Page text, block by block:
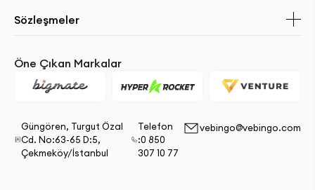
Sözleşmeler
Öne Çıkan Markalar
Güngören, Turgut Özal
Cd. No:63-65 D:5,
Çekmeköy/İstanbul
Telefon
:0 850
307 10 77
vebingo@vebingo.com